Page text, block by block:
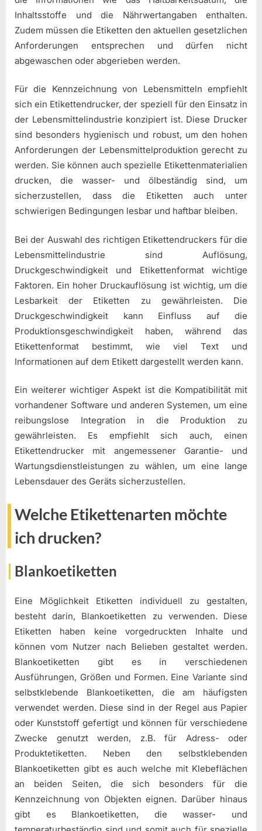
Inhaltsstoffe und die Nährwertangaben enthalten.
Zudem müssen die Etiketten den aktuellen gesetzlichen
Anforderungen entsprechen und dürfen nicht
abgewaschen oder abgerieben werden.
Für die Kennzeichnung von Lebensmitteln empfiehlt
sich ein Etikettendrucker, der speziell für den Einsatz in
der Lebensmittelindustrie konzipiert ist. Diese Drucker
sind besonders hygienisch und robust, um den hohen
Anforderungen der Lebensmittelproduktion gerecht zu
werden. Sie können auch spezielle Etikettenmaterialien
drucken, die wasser- und ölbeständig sind, um
sicherzustellen, dass die Etiketten auch unter
schwierigen Bedingungen lesbar und haftbar bleiben.
Bei der Auswahl des richtigen Etikettendruckers für die
Lebensmittelindustrie sind Auflösung,
Druckgeschwindigkeit und Etikettenformat wichtige
Faktoren. Ein hoher Druckauflösung ist wichtig, um die
Lesbarkeit der Etiketten zu gewährleisten. Die
Druckgeschwindigkeit kann Einfluss auf die
Produktionsgeschwindigkeit haben, während das
Etikettenformat bestimmt, wie viel Text und
Informationen auf dem Etikett dargestellt werden kann.
Ein weiterer wichtiger Aspekt ist die Kompatibilität mit
vorhandener Software und anderen Systemen, um eine
reibungslose Integration in die Produktion zu
gewährleisten. Es empfiehlt sich auch, einen
Etikettendrucker mit angemessener Garantie- und
Wartungsdienstleistungen zu wählen, um eine lange
Lebensdauer des Geräts sicherzustellen.
Welche Etikettenarten möchte
ich drucken?
Blankoetiketten
Eine Möglichkeit Etiketten individuell zu gestalten,
besteht darin, Blankoetiketten zu verwenden. Diese
Etiketten haben keine vorgedruckten Inhalte und
können vom Nutzer nach Belieben gestaltet werden.
Blankoetiketten gibt es in verschiedenen
Ausführungen, Größen und Formen. Eine Variante sind
selbstklebende Blankoetiketten, die am häufigsten
verwendet werden. Diese sind in der Regel aus Papier
oder Kunststoff gefertigt und können für verschiedene
Zwecke genutzt werden, z.B. für Adress- oder
Produktetiketten. Neben den selbstklebenden
Blankoetiketten gibt es auch welche mit Klebeflächen
an beiden Seiten, die sich besonders für die
Kennzeichnung von Objekten eignen. Darüber hinaus
gibt es Blankoetiketten, die wasser- und